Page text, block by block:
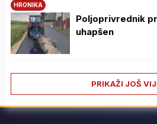
HRONIKA
Poljoprivrednik
uhapšen
PRIKAŽI JOŠ